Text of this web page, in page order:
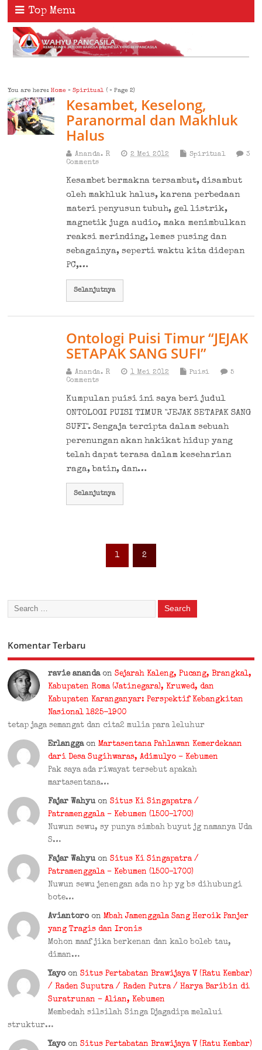
Top Menu
You are here:Home »Spiritual ( » Page 2)
Kesambet, Keselong,
Paranormal dan Makhluk
Halus
Ananda. R 2 Mei 2012 Spiritual
3
Comments
Kesambet bermakna tersambut, disambut
oleh makhluk halus, karena perbedaan
materi penyusun tubuh, gel listrik,
magnetik juga audio, maka menimbulkan
reaksi merinding, lemes pusing dan
sebagainya, seperti waktu kita didepan
PC,…
Selanjutnya
Ontologi Puisi Timur “JEJAK
SETAPAK SANG SUFI”
Ananda. R 1 Mei 2012 Puisi
5
Comments
Kumpulan puisi ini saya beri judul
ONTOLOGI PUISI TIMUR "JEJAK SETAPAK SANG
SUFI". Sengaja tercipta dalam sebuah
perenungan akan hakikat hidup yang
telah dapat terasa dalam keseharian
raga, batin, dan…
Selanjutnya
1 2
Komentar Terbaru
ravie ananda on Sejarah Kaleng, Pucang, Brangkal,
Kabupaten Roma (Jatinegara), Kruwed, dan
Kabupaten Karanganyar: Perspektif Kebangkitan
Nasional 1825-1900
tetap jaga semangat dan cita2 mulia para leluhur
Erlangga on Martasentana Pahlawan Kemerdekaan
dari Desa Sugihwaras, Adimulyo – Kebumen
Pak saya ada riwayat tersebut apakah
martasentana…
Fajar Wahyu on Situs Ki Singapatra /
Patramenggala – Kebumen (1500–1700)
Nuwun sewu, sy punya simbah buyut jg namanya Uda
S…
Fajar Wahyu on Situs Ki Singapatra /
Patramenggala – Kebumen (1500–1700)
Nuwun sewu jenengan ada no hp yg bs dihubungi
bote…
Aviantoro on Mbah Jamenggala Sang Heroik Panjer
yang Tragis dan Ironis
Mohon maaf jika berkenan dan kalo boleb tau,
diman…
Yayo on Situs Pertabatan Brawijaya V (Ratu Kembar)
/ Raden Suputra / Raden Putra / Harya Baribin di
Suratrunan – Alian, Kebumen
Membedah silsilah Singa Djagadipa melalui
struktur…
Yayo on Situs Pertabatan Brawijaya V (Ratu Kembar)